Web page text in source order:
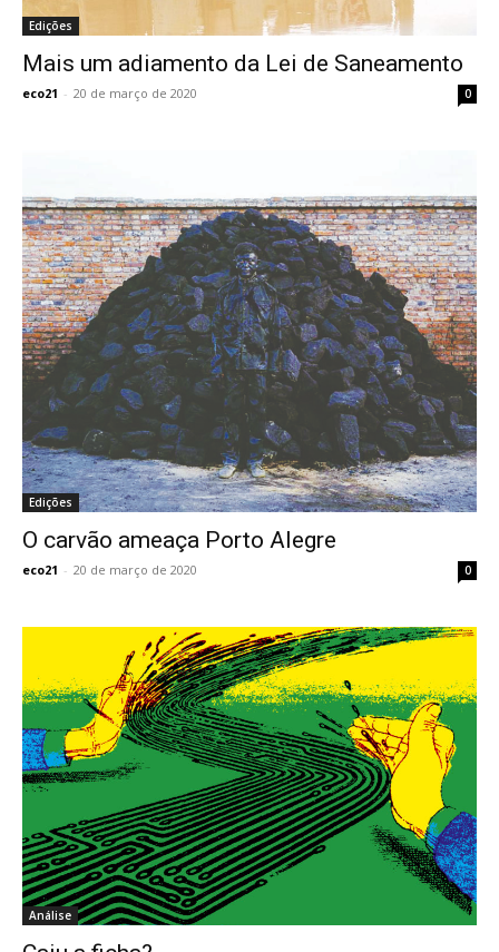
Edições
Mais um adiamento da Lei de Saneamento
eco21 - 20 de março de 2020 0
Edições
O carvão ameaça Porto Alegre
eco21 - 20 de março de 2020 0
Análise